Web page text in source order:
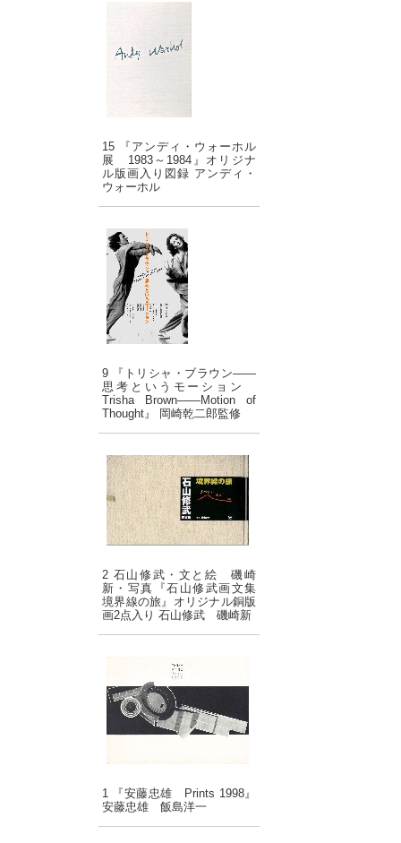
15 『アンディ・ウォーホル
展 1983～1984』オリジナ
ル版画入り図録 アンディ・
ウォーホル
9 『トリシャ・ブラウン――
思考というモーション
Trisha Brown――Motion of
Thought』 岡崎乾二郎監修
2 石山修武・文と絵 磯崎
新・写真『石山修武画文集
境界線の旅』オリジナル銅版
画2点入り 石山修武 磯崎新
1 『安藤忠雄 Prints 1998』
安藤忠雄 飯島洋一